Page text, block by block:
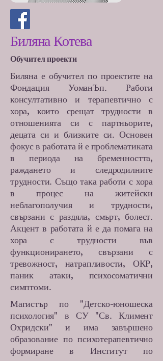
Биляна Котева
Обучител проекти
Биляна е обучител по проектите на
Фондация УоманЪп. Работи
консултативно и терапевтично с
хора, които срещат трудности в
отношенията си с партньорите,
децата си и близките си. Основен
фокус в работата й е проблематиката
в периода на бременността,
раждането и следродилните
трудности. Също така работи с хора
в процес на житейски
неблагополучия и трудности,
свързани с раздяла, смърт, болест.
Акцент в работата й е да помага на
хора с трудности във
функционирането, свързани с
тревожност, натрапливости, ОКР,
паник атаки, психосоматични
симптоми.
Магистър по "Детско-юношеска
психология" в СУ "Св. Климент
Охридски" и има завършено
образование по психотерапевтично
формиране в Институт по